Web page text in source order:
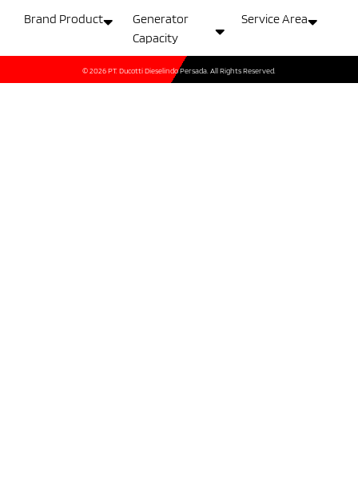
Brand Product
Generator
Capacity
Service Area
© 2026 PT. Ducotti Dieselindo Persada. All Rights Reserved.